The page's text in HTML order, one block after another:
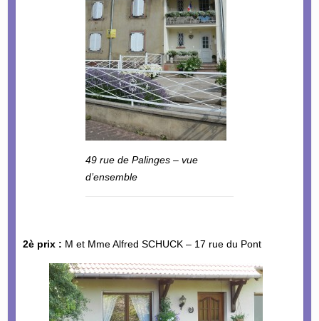
49 rue de Palinges – vue
d’ensemble
2è prix : M et Mme Alfred SCHUCK – 17 rue du Pont